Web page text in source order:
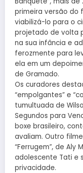
primeira versão do
viabilizá-lo para o
projetado de volta
na sua infância e
ferozmente para
ela em um
de Gramado.
Os curadores
“empolgantes” e
tumultuada de
Segundos para
boxe brasileiro,
avaliam. Outro
“Ferrugem”, de Aly
adolescente Tati e
privacidade.